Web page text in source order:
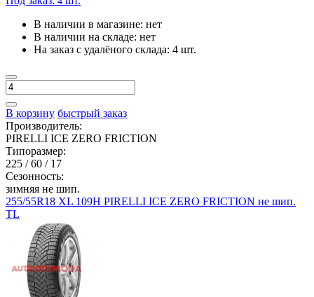
В наличии в магазине: нет
В наличии на складе: нет
На заказ с удалёного склада: 4 шт.
В корзину быстрый заказ
Производитель:
PIRELLI ICE ZERO FRICTION
Типоразмер:
225 / 60 / 17
Сезонность:
зимняя не шип.
255/55R18 XL 109H PIRELLI ICE ZERO FRICTION не шип.
TL